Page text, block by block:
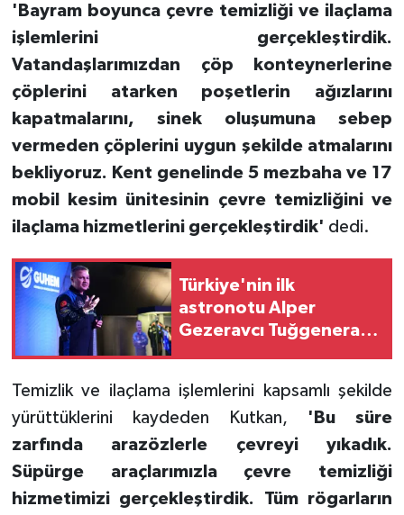
'Bayram boyunca çevre temizliği ve ilaçlama
işlemlerini gerçekleştirdik.
Vatandaşlarımızdan çöp konteynerlerine
çöplerini atarken poşetlerin ağızlarını
kapatmalarını, sinek oluşumuna sebep
vermeden çöplerini uygun şekilde atmalarını
bekliyoruz. Kent genelinde 5 mezbaha ve 17
mobil kesim ünitesinin çevre temizliğini ve
ilaçlama hizmetlerini gerçekleştirdik' dedi.
Türkiye'nin ilk
astronotu Alper
Gezeravcı Tuğgeneral
Temizlik ve ilaçlama işlemlerini kapsamlı şekilde
yürüttüklerini kaydeden Kutkan, 'Bu süre
zarfında arazözlerle çevreyi yıkadık.
Süpürge araçlarımızla çevre temizliği
hizmetimizi gerçekleştirdik. Tüm rögarların